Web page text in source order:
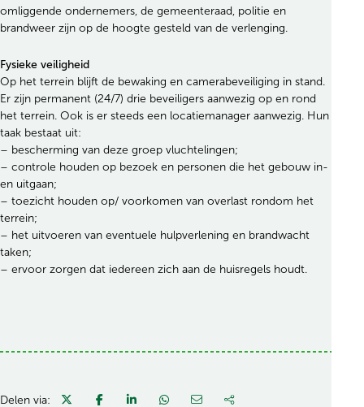
omliggende ondernemers, de gemeenteraad, politie en
brandweer zijn op de hoogte gesteld van de verlenging.
Fysieke veiligheid
Op het terrein blijft de bewaking en camerabeveiliging in stand.
Er zijn permanent (24/7) drie beveiligers aanwezig op en rond
het terrein. Ook is er steeds een locatiemanager aanwezig. Hun
taak bestaat uit:
– bescherming van deze groep vluchtelingen;
– controle houden op bezoek en personen die het gebouw in-
en uitgaan;
– toezicht houden op/ voorkomen van overlast rondom het
terrein;
– het uitvoeren van eventuele hulpverlening en brandwacht
taken;
– ervoor zorgen dat iedereen zich aan de huisregels houdt.
Delen via: